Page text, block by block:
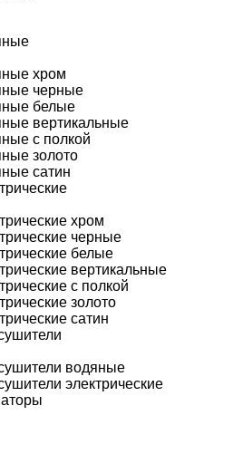
хром
черные
белые
вертикальные
с полкой
золото
сатин
хром
черные
белые
вертикальные
с полкой
золото
сатин
водяные
электрические